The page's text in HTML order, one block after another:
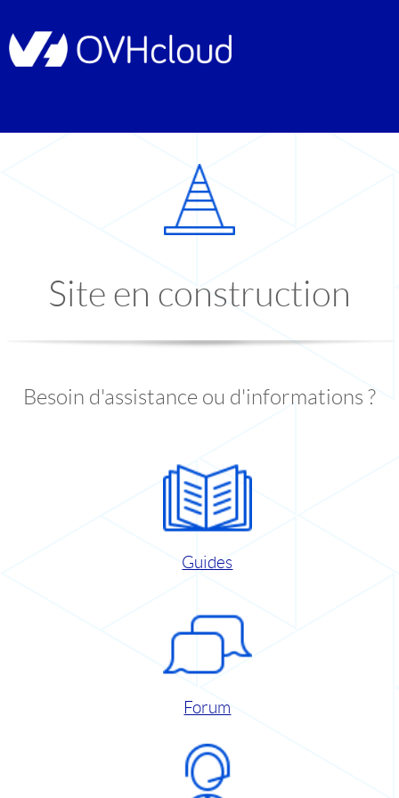
Site en construction
Besoin d'assistance ou d'informations ?
Guides
Forum